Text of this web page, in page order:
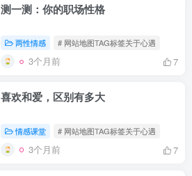
测一测：你的职场性格
两性情感 # 网站地图TAG标签关于心遇
3个月前 7
喜欢和爱，区别有多大
情感课堂 # 网站地图TAG标签关于心遇
3个月前 7